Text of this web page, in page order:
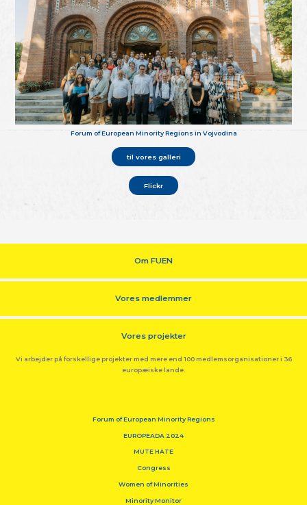
Forum of European Minority Regions in Vojvodina
til vores galleri
Flickr
Om FUEN
Vores medlemmer
Vores projekter
Vi arbejder på forskellige projekter med mere end 100 medlemsorganisationer i 36
europæiske lande.
Forum of European Minority Regions
EUROPEADA 2024
MUTE HATE
Congress
Women of Minorities
Minority Monitor